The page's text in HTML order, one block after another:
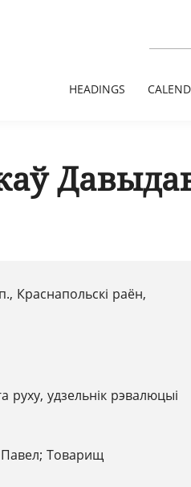
HEADINGS
Краснапольскі раён,
руху, удзельнік рэвалюцыі
Товарищ